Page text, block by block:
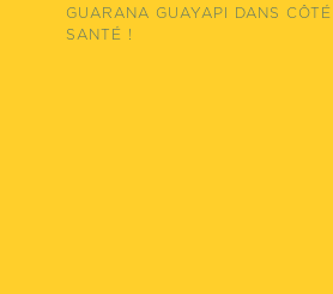
GUARANA GUAYAPI DANS CÔTÉ
SANTÉ !